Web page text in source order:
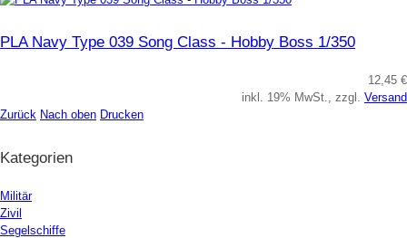
PLA Navy Type 039 Song Class - Hobby Boss 1/350
12,45 €
inkl. 19% MwSt., zzgl. Versand
Zurück Nach oben Drucken
Kategorien
Militär
Zivil
Segelschiffe